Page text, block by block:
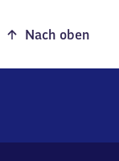
Nach oben